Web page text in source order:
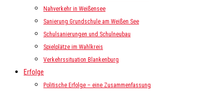
Nahverkehr in Weißensee
Sanierung Grundschule am Weißen See
Schulsanierungen und Schulneubau
Spielplätze im Wahlkreis
Verkehrssituation Blankenburg
Erfolge
Politische Erfolge – eine Zusammenfassung